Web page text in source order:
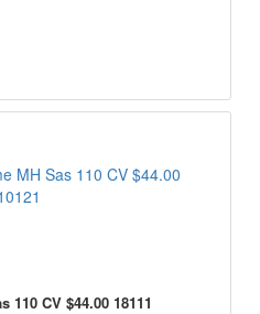
110 CV $44.00 18111